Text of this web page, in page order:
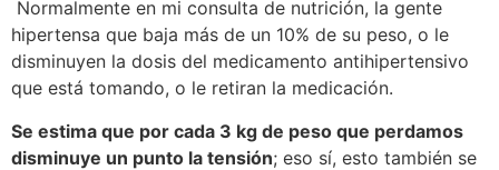
Normalmente en mi consulta de nutrición, la gente
hipertensa que baja más de un 10% de su peso, o le
disminuyen la dosis del medicamento antihipertensivo
que está tomando, o le retiran la medicación.
Se estima que por cada 3 kg de peso que perdamos
disminuye un punto la tensión; eso sí, esto también se